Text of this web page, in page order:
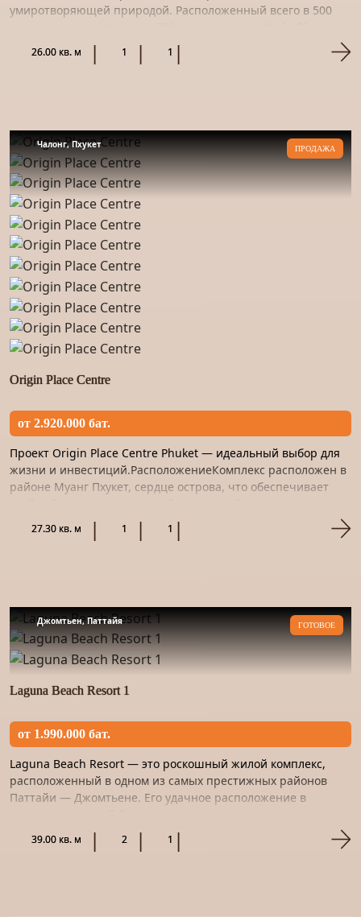
умиротворяющей природой. Расположенный всего в 500
26.00 кв. м 1 1
Чалонг, Пхукет ПРОДАЖА
Origin Place Centre
от 2.920.000 бат.
Проект Origin Place Centre Phuket — идеальный выбор для
жизни и инвестиций.РасположениеКомплекс расположен в
районе Муанг Пхукет, сердце острова, что обеспечивает
инфраструктур...
27.30 кв. м 1 1
Джомтьен, Паттайя ГОТОВОЕ
Laguna Beach Resort 1
от 1.990.000 бат.
Laguna Beach Resort — это роскошный жилой комплекс,
расположенный в одном из самых престижных районов
Паттайи — Джомтьене. Его удачное расположение в
тихом и спокойно...
39.00 кв. м 2 1